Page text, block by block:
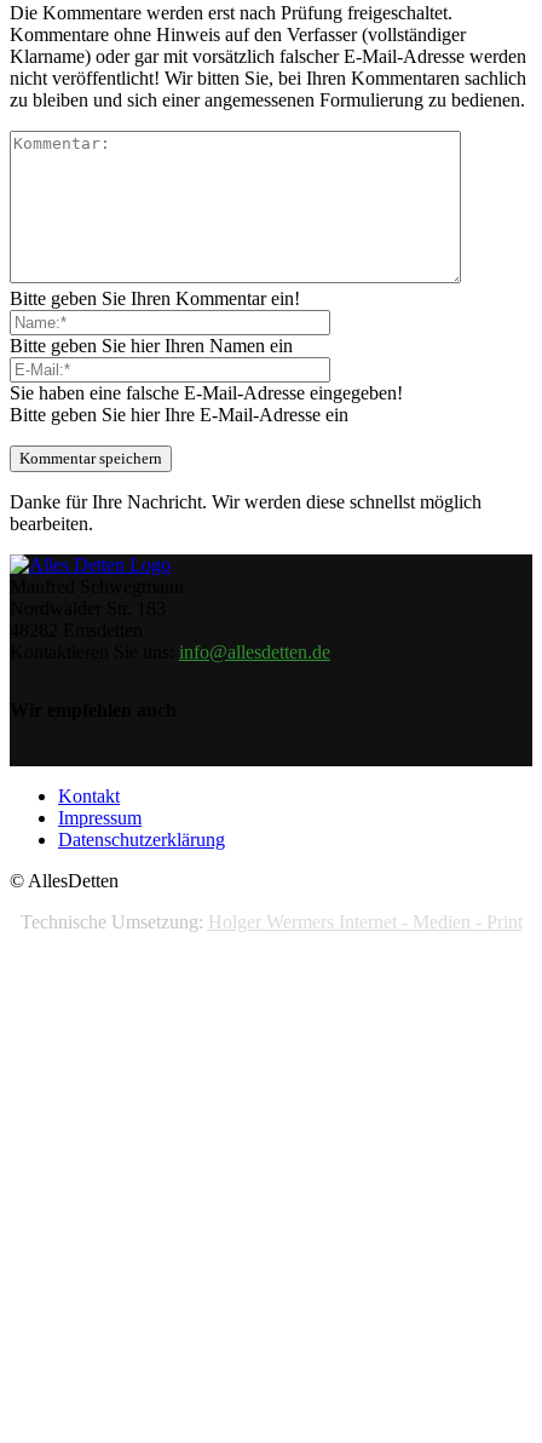
Die Kommentare werden erst nach Prüfung freigeschaltet.
Kommentare ohne Hinweis auf den Verfasser (vollständiger
Klarname) oder gar mit vorsätzlich falscher E-Mail-Adresse werden
nicht veröffentlicht! Wir bitten Sie, bei Ihren Kommentaren sachlich
zu bleiben und sich einer angemessenen Formulierung zu bedienen.
Bitte geben Sie Ihren Kommentar ein!
Bitte geben Sie hier Ihren Namen ein
Sie haben eine falsche E-Mail-Adresse eingegeben!
Bitte geben Sie hier Ihre E-Mail-Adresse ein
Danke für Ihre Nachricht. Wir werden diese schnellst möglich
bearbeiten.
info@allesdetten.de
Kontakt
Impressum
Datenschutzerklärung
© AllesDetten
Technische Umsetzung: Holger Wermers Internet - Medien - Print